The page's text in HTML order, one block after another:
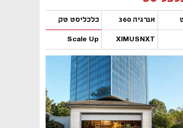
אנרגיה 360 כלכליסט טק
XIMUSNXT
Scale Up
נפתח בכרטיסייה חדשה
נפתח בכרטיסייה חדשה